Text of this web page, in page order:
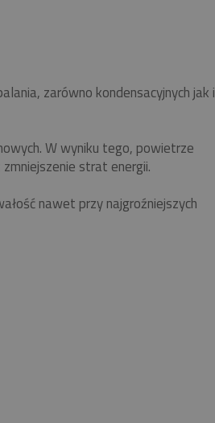
zarówno kondensacyjnych jak i
W wyniku tego, powietrze
strat energii.
nawet przy najgroźniejszych